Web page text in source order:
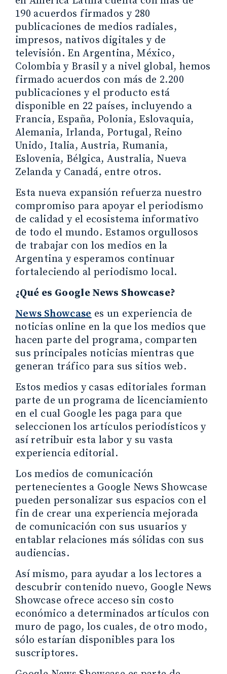
190 acuerdos firmados y 280
publicaciones de medios radiales,
impresos, nativos digitales y de
televisión. En Argentina, México,
Colombia y Brasil y a nivel global, hemos
firmado acuerdos con más de 2.200
publicaciones y el producto está
disponible en 22 países, incluyendo a
Francia, España, Polonia, Eslovaquia,
Alemania, Irlanda, Portugal, Reino
Unido, Italia, Austria, Rumania,
Eslovenia, Bélgica, Australia, Nueva
Zelanda y Canadá, entre otros.
Esta nueva expansión refuerza nuestro
compromiso para apoyar el periodismo
de calidad y el ecosistema informativo
de todo el mundo. Estamos orgullosos
de trabajar con los medios en la
Argentina y esperamos continuar
fortaleciendo al periodismo local.
¿Qué es Google News Showcase?
News Showcasees un experiencia de
noticias online en la que los medios que
hacen parte del programa, comparten
sus principales noticias mientras que
generan tráfico para sus sitios web.
Estos medios y casas editoriales forman
parte de un programa de licenciamiento
en el cual Google les paga para que
seleccionen los artículos periodísticos y
así retribuir esta labor y su vasta
experiencia editorial.
Los medios de comunicación
pertenecientes a Google News Showcase
pueden personalizar sus espacios con el
fin de crear una experiencia mejorada
de comunicación con sus usuarios y
entablar relaciones más sólidas con sus
audiencias.
Así mismo, para ayudar a los lectores a
descubrir contenido nuevo, Google News
Showcase ofrece acceso sin costo
económico a determinados artículos con
muro de pago, los cuales, de otro modo,
sólo estarían disponibles para los
suscriptores.